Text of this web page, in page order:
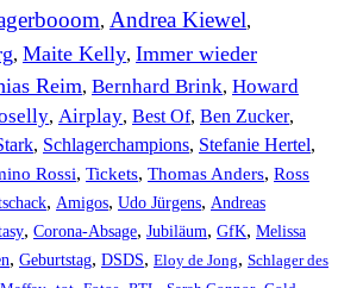
, Andrea Kiewel,
, Maite Kelly, Immer wieder
Reim, Bernhard Brink, Howard
, Airplay, Best Of, Ben Zucker,
, Schlagerchampions, Stefanie Hertel,
Rossi, Tickets, Thomas Anders, Ross
, Amigos, Udo Jürgens, Andreas
, Corona-Absage, Jubiläum, GfK, Melissa
, Geburtstag, DSDS, Eloy de Jong, Schlager des